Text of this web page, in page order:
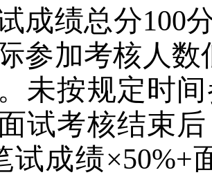
成绩总分100
参加考核人
未按规定时
试考核结束
试成绩×50%+